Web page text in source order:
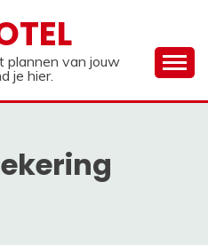
plannen van jouw
je hier.